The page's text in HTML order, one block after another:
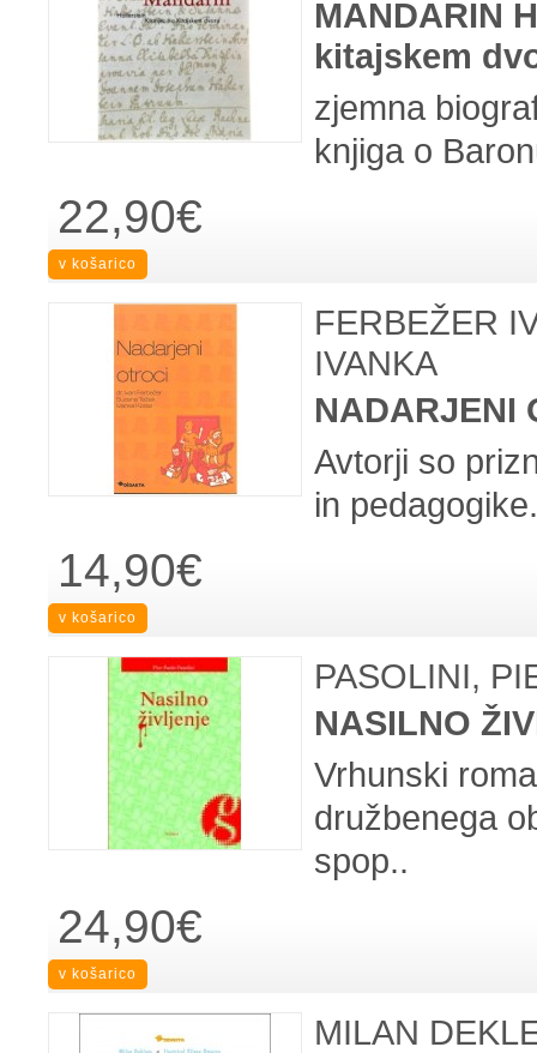
MANDARIN
kitajskem
zjemna
knjiga o
22,90€
FERBEŽER
IVANKA
NADARJENI
Avtorji so
in
14,90€
PASOLINI,
NASILNO
Vrhunski
družbenega
spop..
24,90€
MILAN